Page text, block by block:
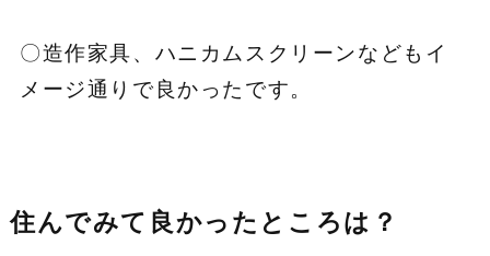
〇造作家具、ハニカムスクリーンなどもイ
メージ通りで良かったです。
住んでみて良かったところは？